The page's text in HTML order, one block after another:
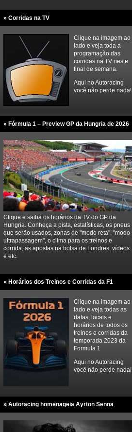
» Corridas na TV
Clique na imagem ao
lado e veja toda a
programação das
corridas na TV neste
final de semana.
Aqui no Autoracing
você não perde nada!
» Fórmula 1 – Preview GP da Hungria de 2026
Clique e saiba os horários da TV do GP da
Hungria. Conheça a pista, estatísticas, os pneus
que serão usados, zonas de "modo reta", "modo
ultrapassagem", o clima para os treinos e
corrida, as apostas na bolsa de Londres, vídeos
e etc.
» Horários dos Treinos e Corridas da F1
Clique na imagem ao
lado e veja todas as
datas, locais e
horários de todos os
treinos e corridas da
temporada 2023 da
Formula 1
Aqui no Autoracing
você não perde nada!
» Autoracing homenageia Ayrton Senna